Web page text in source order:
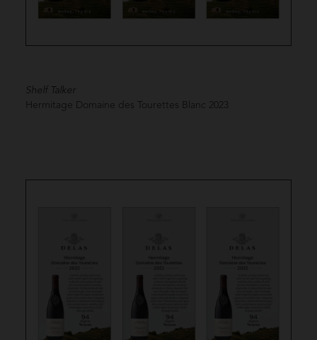
Shelf Talker
Hermitage Domaine des Tourettes Blanc 2023